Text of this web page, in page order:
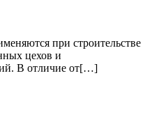
при строительстве
цехов и
В отличие от[…]